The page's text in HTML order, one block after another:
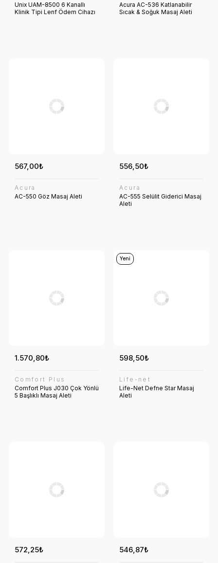
Unix UAM-8500 6 Kanallı
Klinik Tipi Lenf Ödem Cihazı
Acura AC-536 Katlanabilir
Sıcak & Soğuk Masaj Aleti
567,00₺
Acura
AC-550 Göz Masaj Aleti
556,50₺
Acura
AC-555 Selülit Giderici Masaj
Aleti
1.570,80₺
Comfort Plus
Comfort Plus J030 Çok Yönlü
5 Başlıklı Masaj Aleti
Yeni
598,50₺
Life-net
Life-Net Defne Star Masaj
Aleti
572,25₺ 546,87₺